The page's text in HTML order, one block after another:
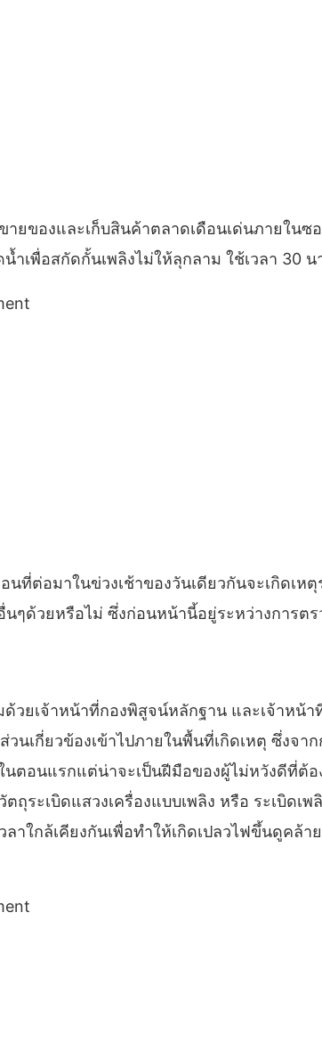
ยของและเก็บสินค้าตลาดเดือนเด่นภายใน
เพื่อสกัดกั้นเพลิงไม่ให้ลุกลาม​ ใช้เวลา​ 30​ น
ที่ต่อมาในข่วงเช้าของวันเดียวกันจะเกิดเห
ๆด้วยหรือไม่ ซึ่งก่อนหน้านี้อยู่ระหว่างการต
ยเจ้าหน้าที่กองพิสูจน์หลักฐาน และเจ้าหน้า
เกี่ยวข้องเข้าไปภายในพื้นที่เกิดเหตุ ซึ่งจา
นตอนแรกแต่น่าจะเป็นฝีมือของผู้ไม่หวังดีที่ต้
ะเบิดแสวงเครื่องแบบเพลิง หรือ ระเบิดเพ
าใกล้เคียงกันเพื่อทำให้เกิดเปลวไฟขึ้นดูคล้า